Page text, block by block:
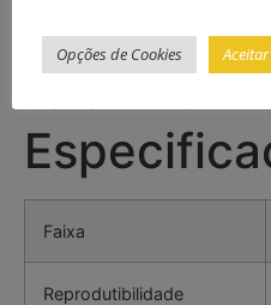
– Possibilidade de medir
– Unidades de dureza:
Faixa
Reprodutibilidade
Opções de Cookies